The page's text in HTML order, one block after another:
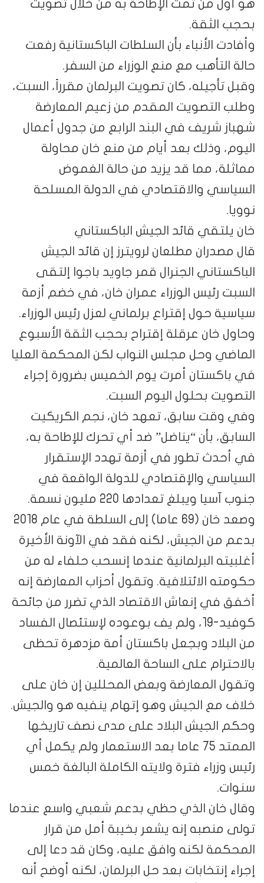
هو أول من تمت الإطاحة به من خلال تصويت
بحجب الثقة.
وأفادت الأنباء بأن السلطات الباكستانية رفعت
حالة التأهب مع منع الوزراء من السفر.
وقبل تأجيله، كان تصويت البرلمان مقرراً، السبت،
وطلب التصويت المقدم من زعيم المعارضة
شهباز شريف في البند الرابع من جدول أعمال
اليوم، وذلك بعد أيام من منع خان محاولة
مماثلة، مما قد يزيد من حالة الغموض
السياسي والاقتصادي في الدولة المسلحة
نوويا.
خان يلتقي قائد الجيش الباكستاني
قال مصدران مطلعان لرويترز إن قائد الجيش
الباكستاني الجنرال قمر جاويد باجوا إلتقى
السبت رئيس الوزراء عمران خان، في خضم أزمة
سياسية حول إقتراع برلماني لعزل رئيس الوزراء.
وحاول خان عرقلة إقتراح بحجب الثقة الأسبوع
الماضي وحل مجلس النواب لكن المحكمة العليا
في باكستان أمرت يوم الخميس بضرورة إجراء
التصويت بحلول اليوم السبت.
وفي وقت سابق، تعهد خان، نجم الكريكيت
السابق، بأن “يناضل” ضد أي تحرك للإطاحة به،
في أحدث تطور في أزمة تهدد الإستقرار
السياسي والإقتصادي للدولة الواقعة في
جنوب آسيا ويبلغ تعدادها 220 مليون نسمة.
وصعد خان (69 عاما) إلى السلطة في عام 2018
بدعم من الجيش، لكنه فقد في الآونة الأخيرة
أغلبيته البرلمانية عندما إنسحب حلفاء له من
حكومته الائتلافية. وتقول أحزاب المعارضة إنه
أخفق في إنعاش الاقتصاد الذي تضرر من جائحة
كوفيد-19، ولم يف بوعوده لإستئصال الفساد
من البلاد وبجعل باكستان أمة مزدهرة تحظى
بالاحترام على الساحة العالمية.
وتقول المعارضة وبعض المحللين إن خان على
خلاف مع الجيش وهو إتهام ينفيه هو والجيش.
وحكم الجيش البلاد على مدى نصف تاريخها
الممتد 75 عاما بعد الاستعمار ولم يكمل أي
رئيس وزراء فترة ولايته الكاملة البالغة خمس
سنوات.
وقال خان الذي حظي بدعم شعبي واسع عندما
تولى منصبه إنه يشعر بخيبة أمل من قرار
المحكمة لكنه وافق عليه، وكان قد دعا إلى
إجراء إنتخابات بعد حل البرلمان، لكنه أوضح أنه